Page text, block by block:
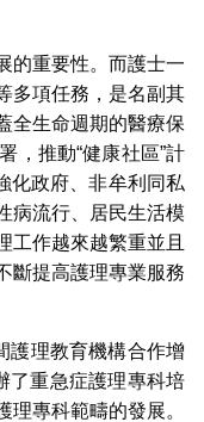
的重要性。而護士一
多項任務，是名副其
全生命週期的醫療保
，推動“健康社區”計
化政府、非牟利同私
病流行、居民生活模
工作越來越繁重並且
斷提高護理專業服務
護理教育機構合作增
了重急症護理專科培
專科範疇的發展。